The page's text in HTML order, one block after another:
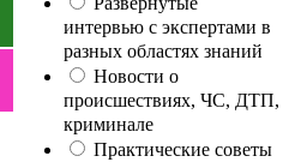
интервью с экспертами в
разных областях знаний
Новости о
происшествиях, ЧС, ДТП,
криминале
Практические советы